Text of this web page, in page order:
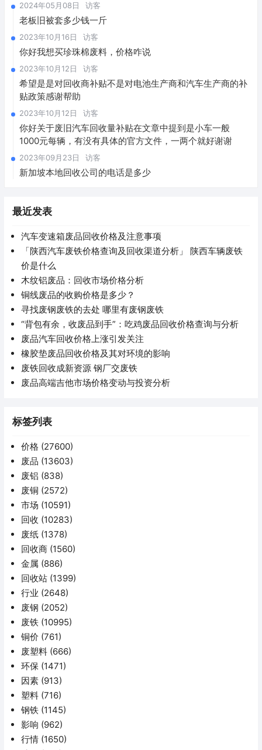
2024年05月08日 访客
老板旧被套多少钱一斤
2023年10月16日 访客
你好我想买珍珠棉废料，价格咋说
2023年10月12日 访客
希望是是对回收商补贴不是对电池生产商和汽车生产商的补
贴政策感谢帮助
2023年10月12日 访客
你好关于废旧汽车回收量补贴在文章中提到是小车一般
1000元每辆，有没有具体的官方文件，一两个就好谢谢
2023年09月23日 访客
新加坡本地回收公司的电话是多少
最近发表
汽车变速箱废品回收价格及注意事项
「陕西汽车废铁价格查询及回收渠道分析」 陕西车辆废铁
价是什么
木纹铝废品：回收市场价格分析
铜线废品的收购价格是多少？
寻找废钢废铁的去处 哪里有废钢废铁
“背包有余，收废品到手”：吃鸡废品回收价格查询与分析
废品汽车回收价格上涨引发关注
橡胶垫废品回收价格及其对环境的影响
废铁回收成新资源 钢厂交废铁
废品高端吉他市场价格变动与投资分析
标签列表
价格 (27600)
废品 (13603)
废铝 (838)
废铜 (2572)
市场 (10591)
回收 (10283)
废纸 (1378)
回收商 (1560)
金属 (886)
回收站 (1399)
行业 (2648)
废钢 (2052)
废铁 (10995)
铜价 (761)
废塑料 (666)
环保 (1471)
因素 (913)
塑料 (716)
钢铁 (1145)
影响 (962)
行情 (1650)